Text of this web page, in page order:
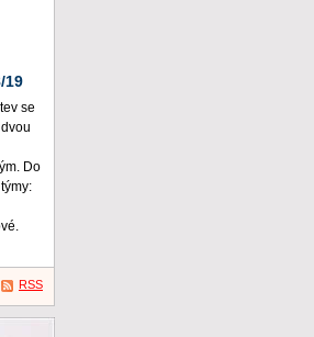
19
se
Do
RSS